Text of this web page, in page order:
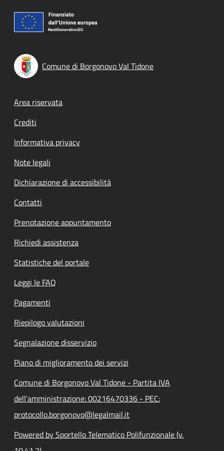
Comune di Borgonovo Val Tidone
Footer menu
Area riservata
Crediti
Informativa privacy
Note legali
Dichiarazione di accessibilità
Contatti
Prenotazione appuntamento
Richiedi assistenza
Statistiche del portale
Leggi le FAQ
Pagamenti
Riepilogo valutazioni
Segnalazione disservizio
Piano di miglioramento dei servizi
Comune di Borgonovo Val Tidone - Partita IVA
dell'amministrazione: 00216470336 - PEC:
protocollo.borgonovo@legalmail.it
Powered by Sportello Telematico Polifunzionale (v.